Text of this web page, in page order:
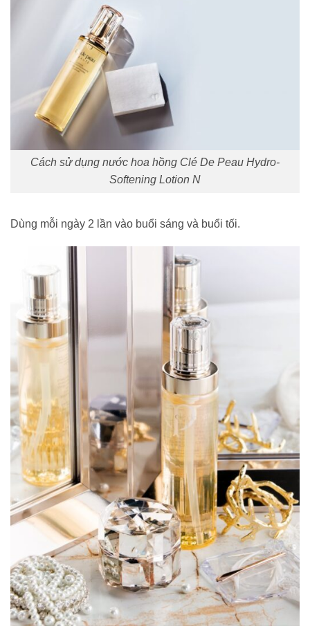
Cách sử dụng nước hoa hồng Clé De Peau Hydro-
Softening Lotion N
Dùng mỗi ngày 2 lần vào buổi sáng và buổi tối.